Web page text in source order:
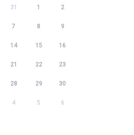
31 1 2
7 8 9
14 15 16
21 22 23
28 29 30
4 5 6